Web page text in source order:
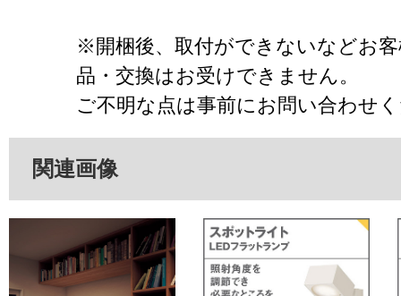
※開梱後、取付ができないなどお
品・交換はお受けできません。
ご不明な点は事前にお問い合わせ
関連画像